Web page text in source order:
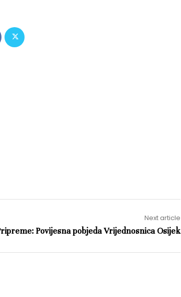
Next article
Povijesna pobjeda Vrijednosnica Osijek